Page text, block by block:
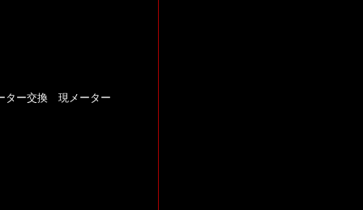
ー交換 現メーター